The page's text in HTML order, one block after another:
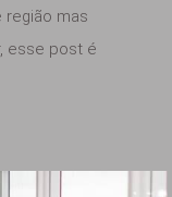
região mas
esse post é